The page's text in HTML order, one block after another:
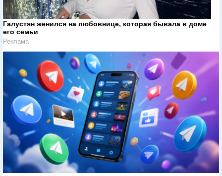
Галустян женился на любовнице, которая бывала в доме
его семьи
Реклама